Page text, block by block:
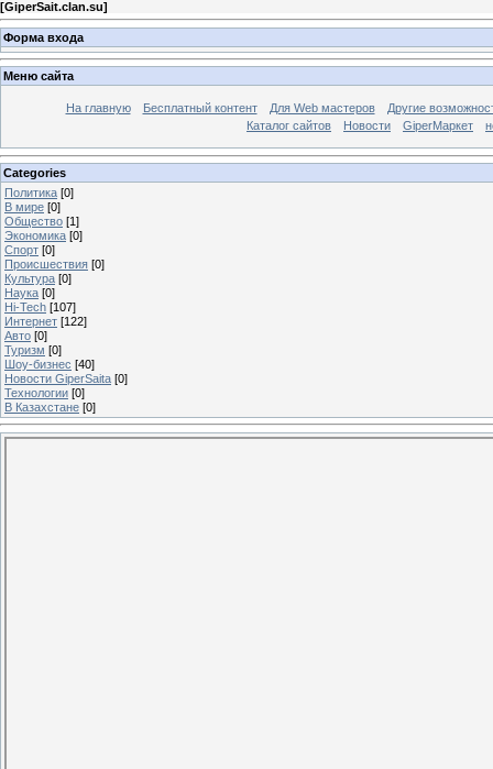
[GiperSait.clan.su]
Форма входа
Меню сайта
На главную Бесплатный контент Для Web мастеров
Другие
Каталог сайтов
Новости GiperМаркет
Categories
Политика [0]
В мире [0]
Общество [1]
Экономика [0]
Спорт [0]
Происшествия [0]
Культура [0]
Наука [0]
Hi-Tech [107]
Интернет [122]
Авто [0]
Туризм [0]
Шоу-бизнес [40]
Новости GiperSaita [0]
Технологии [0]
В Казахстане [0]